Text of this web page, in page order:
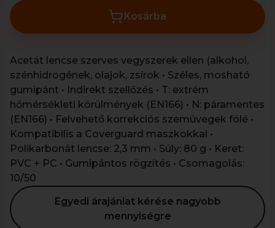
Kosárba
Acetát lencse szerves vegyszerek ellen (alkohol,
szénhidrogének, olajok, zsírok • Széles, mosható
gumipánt • Indirekt szellőzés • T: extrém
hőmérsékleti körülmények (EN166) • N: páramentes
(EN166) • Felvehető korrekciós szemüvegek fölé •
Kompatibilis a Coverguard maszkokkal •
Polikarbonát lencse: 2,3 mm • Súly: 80 g • Keret:
PVC + PC • Gumipántos rögzítés • Csomagolás:
10/50
Egyedi árajánlat kérése nagyobb
mennyiségre